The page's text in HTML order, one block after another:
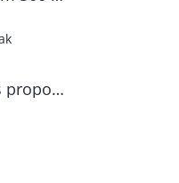
Zubovky® Dubové kapky s propolisem | RK–ZP